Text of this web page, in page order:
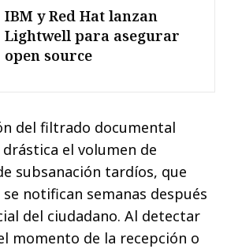
IBM y Red Hat lanzan
Lightwell para asegurar
open source
del filtrado documental
el volumen de
subsanación tardíos, que
notifican semanas después
del ciudadano. Al detectar
momento de la recepción o